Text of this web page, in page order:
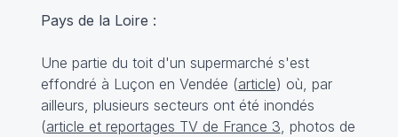
Pays de la Loire :
Une partie du toit d'un supermarché s'est
effondré à Luçon en Vendée (article) où, par
ailleurs, plusieurs secteurs ont été inondés
(article et reportages TV de France 3, photos de